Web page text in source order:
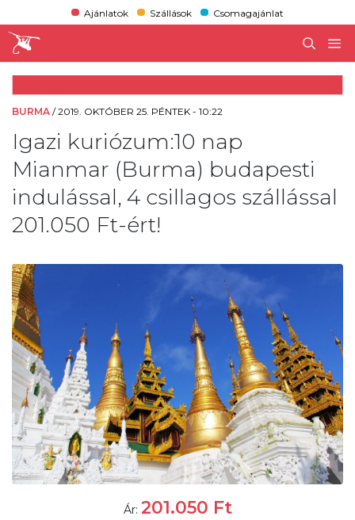
Ajánlatok Szállások Csomagajánlat
BURMA /2019. OKTÓBER 25. PÉNTEK - 10:22
Igazi kuriózum:10 nap
Mianmar (Burma) budapesti
indulással, 4 csillagos szállással
201.050 Ft-ért!
Ár: 201.050 Ft